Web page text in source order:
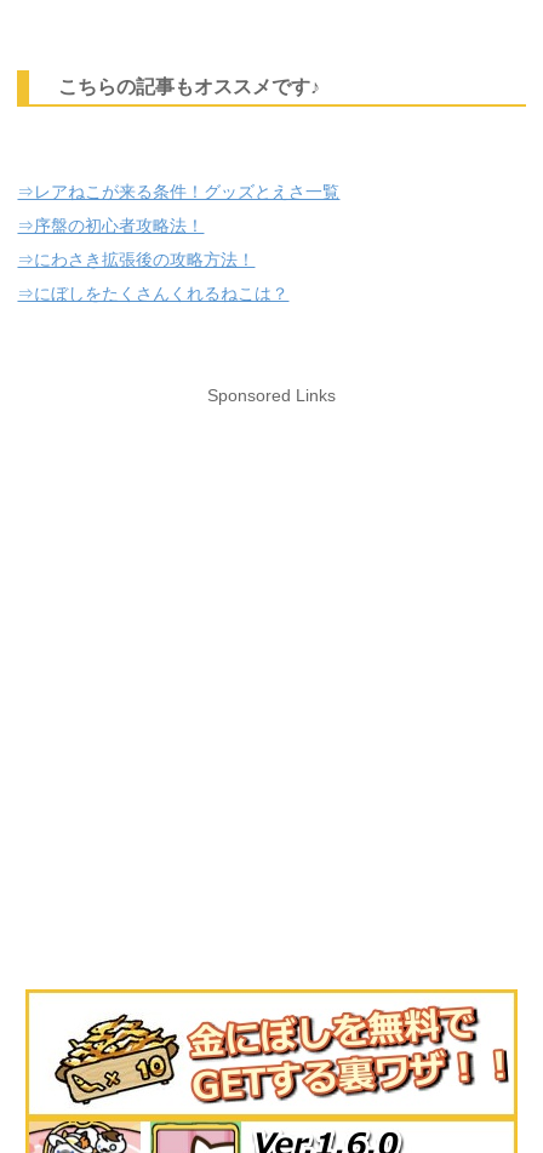
こちらの記事もオススメです♪
⇒レアねこが来る条件！グッズとえさ一覧
⇒序盤の初心者攻略法！
⇒にわさき拡張後の攻略方法！
⇒にぼしをたくさんくれるねこは？
Sponsored Links